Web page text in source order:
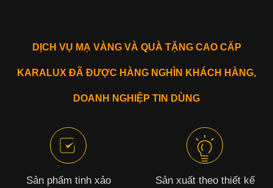
DỊCH VỤ MẠ VÀNG VÀ QUÀ TẶNG CAO CẤP
KARALUX ĐÃ ĐƯỢC HÀNG NGHÌN KHÁCH HÀNG,
DOANH NGHIỆP TIN DÙNG
Sản phẩm tinh xảo
Sản xuất theo thiết kế